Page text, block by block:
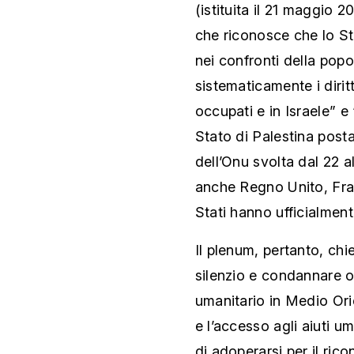
(istituita il 21 maggio
che riconosce che lo
nei confronti della
sistematicamente i
occupati e in Israele”
Stato di Palestina
dell’Onu svolta dal 22
anche Regno Unito,
Stati hanno
Il plenum, pertanto,
silenzio e condannare
umanitario in Medio
e l’accesso agli aiuti